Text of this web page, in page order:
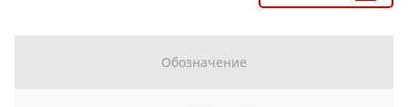
Обозначение